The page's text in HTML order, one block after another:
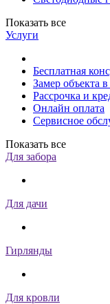
Показать все
Услуги
Бесплатная
Замер объекта
Рассрочка и
Онлайн оплата
Сервисное
Показать все
Для забора
Для дачи
Гирлянды
Для кровли